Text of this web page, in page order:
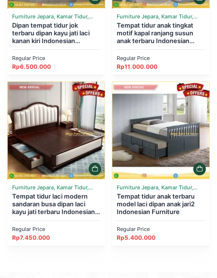
Furniture Jepara, Kamar Tidur,
Tempat Tidur
Dipan tempat tidur jok
terbaru dipan kayu jati laci
kanan kiri Indonesian
Regular Price
Rp6.500.000
Furniture Jepara, Kamar Tidur,
Tempat Tidur
Tempat tidur anak tingkat
motif kapal ranjang susun
anak terbaru Indonesian
Regular Price
Rp11.000.000
Furniture Jepara, Kamar Tidur,
Tempat Tidur
Tempat tidur laci modern
sandaran busa dipan laci
kayu jati terbaru Indonesian
Regular Price
Rp7.450.000
Furniture Jepara, Kamar Tidur,
Tempat Tidur
Tempat tidur anak terbaru
model laci dipan anak jari2
Indonesian Furniture
Regular Price
Rp5.400.000